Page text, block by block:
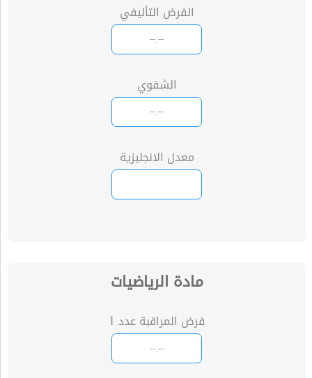
الفرض التأليفي
الشفوي
معدل الانجليزية
مادة الرياضيات
فرض المراقبة عدد 1